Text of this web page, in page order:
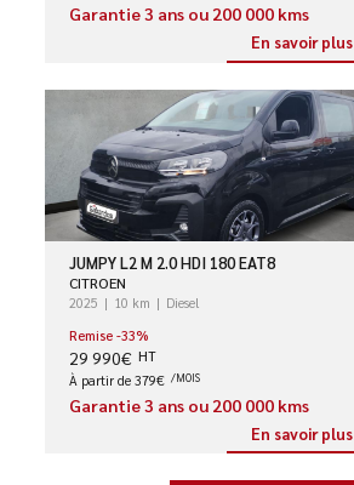
Garantie 3 ans ou 200 000 kms
En savoir plus
JUMPY L2 M 2.0 HDI 180 EAT8
CITROEN
2025 10 km
Diesel
Remise -33%
29 990€ HT
À partir de 379€ /MOIS
Garantie 3 ans ou 200 000 kms
En savoir plus